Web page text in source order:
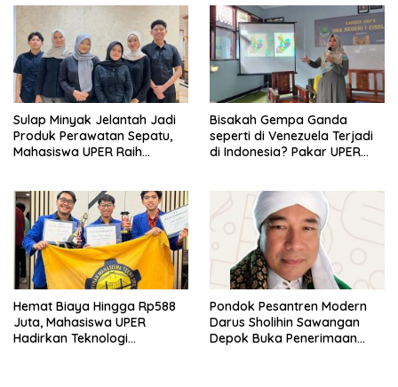
Sulap Minyak Jelantah Jadi
Produk Perawatan Sepatu,
Mahasiswa UPER Raih
Bisakah Gempa Ganda
seperti di Venezuela Terjadi
di Indonesia? Pakar UPER
Hemat Biaya Hingga Rp588
Juta, Mahasiswa UPER
Hadirkan Teknologi
Pondok Pesantren Modern
Darus Sholihin Sawangan
Depok Buka Penerimaan